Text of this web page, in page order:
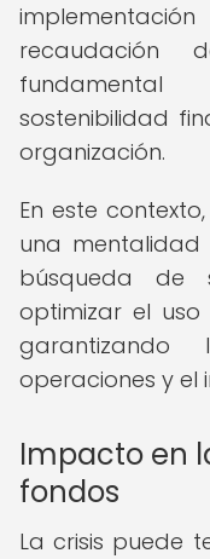
recaudación
sostenibilidad
organización.
En este
una
búsqueda de
optimizar el uso
operaciones y el
Impacto en
fondos
La crisis puede